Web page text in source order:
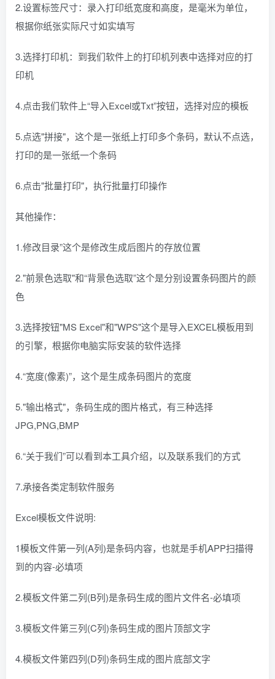
2.设置标签尺寸：录入打印纸宽度和高度，是毫米为单位，
根据你纸张实际尺寸如实填写
3.选择打印机：到我们软件上的打印机列表中选择对应的打
印机
4.点击我们软件上“导入Excel或Txt”按钮，选择对应的模板
5.点选"拼接"，这个是一张纸上打印多个条码，默认不点选，
打印的是一张纸一个条码
6.点击"批量打印"，执行批量打印操作
其他操作：
1.修改目录”这个是修改生成后图片的存放位置
2."前景色选取"和“背景色选取”这个是分别设置条码图片的颜
色
3.选择按钮"MS Excel"和"WPS"这个是导入EXCEL模板用到
的引擎，根据你电脑实际安装的软件选择
4.“宽度(像素)”，这个是生成条码图片的宽度
5."输出格式"，条码生成的图片格式，有三种选择
JPG,PNG,BMP
6.“关于我们”可以看到本工具介绍，以及联系我们的方式
7.承接各类定制软件服务
Excel模板文件说明:
1模板文件第一列(A列)是条码内容，也就是手机APP扫描得
到的内容-必填项
2.模板文件第二列(B列)是条码生成的图片文件名-必填项
3.模板文件第三列(C列)条码生成的图片顶部文字
4.模板文件第四列(D列)条码生成的图片底部文字